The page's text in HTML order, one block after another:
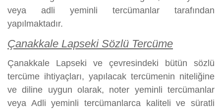
veya adli yeminli tercümanlar tarafından
yapılmaktadır.
Çanakkale Lapseki Sözlü Tercüme
Çanakkale Lapseki ve çevresindeki bütün sözlü
tercüme ihtiyaçları, yapılacak tercümenin niteliğine
ve diline uygun olarak, noter yeminli tercümanlar
veya Adli yeminli tercümanlarca kaliteli ve süratli